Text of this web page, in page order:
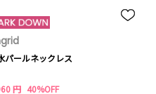
パールネックレス
円 40%OFF